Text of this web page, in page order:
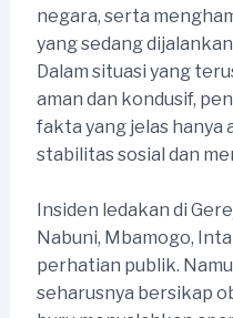
negara, serta
yang sedang
Dalam situasi yang
aman dan kondusif,
fakta yang jelas hanya
stabilitas sosial dan
Insiden ledakan di
Nabuni, Mbamogo,
perhatian publik.
seharusnya bersikap